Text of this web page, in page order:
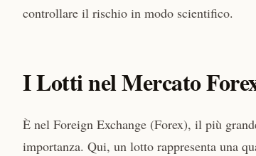
controllare il rischio in modo scientifico.
I Lotti nel Mercato
È nel Foreign Exchange (Forex), il più
importanza. Qui, un lotto rappresenta una